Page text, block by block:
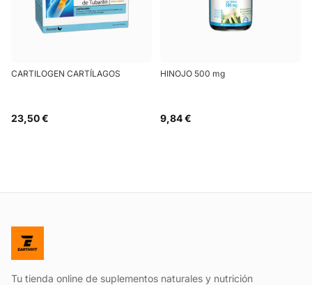
CARTILOGEN CARTÍLAGOS
23,50 €
HINOJO 500 mg
9,84 €
Tu tienda online de suplementos naturales y nutrición